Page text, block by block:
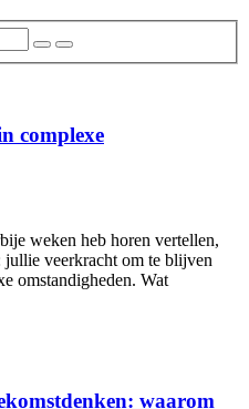
complexe
weken heb horen vertellen,
jullie veerkracht om te blijven
omstandigheden. Wat
waarom